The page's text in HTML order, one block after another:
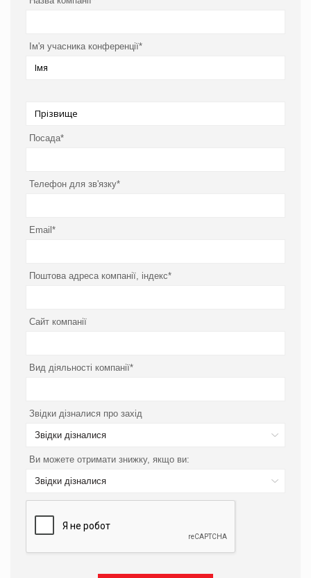
Ім'я учасника конференції*
Посада*
Телефон для зв'язку*
Email*
Поштова адреса компанії, індекс*
Сайт компанії
Вид діяльності компанії*
Звідки дізналися про захід
Звідки дізналися
Ви можете отримати знижку, якщо ви:
Звідки дізналися